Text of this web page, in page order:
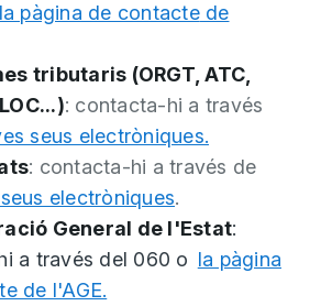
la pàgina de contactede
tributaris (ORGT, ATC,
: contacta-hi a través
seus electròniques.
: contacta-hi a través de
electròniques.
General de l'Estat:
a través del 060 o la pàgina
de l'AGE.